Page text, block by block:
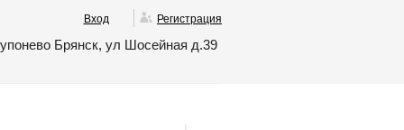
Вход Регистрация
Брянск, ул Шосейная д.39